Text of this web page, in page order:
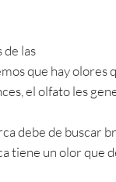
las
que hay olores
el olfato les
debe de buscar
tiene un olor que